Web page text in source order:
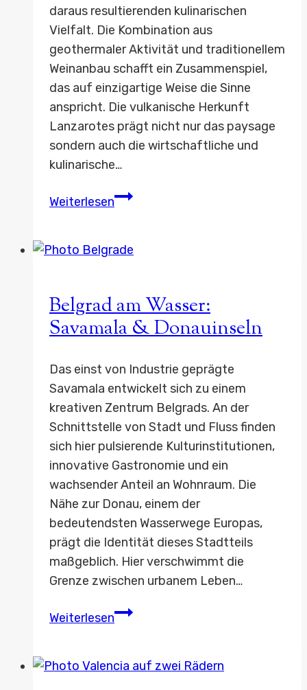
daraus resultierenden kulinarischen
Vielfalt. Die Kombination aus
geothermaler Aktivität und traditionellem
Weinanbau schafft ein Zusammenspiel,
das auf einzigartige Weise die Sinne
anspricht. Die vulkanische Herkunft
Lanzarotes prägt nicht nur das paysage
sondern auch die wirtschaftliche und
kulinarische…
WeiterlesenVulkanbäder
Lanzarote
Belgrad am Wasser:
Savamala & Donauinseln
Das einst von Industrie geprägte
Savamala entwickelt sich zu einem
kreativen Zentrum Belgrads. An der
Schnittstelle von Stadt und Fluss finden
sich hier pulsierende Kulturinstitutionen,
innovative Gastronomie und ein
wachsender Anteil an Wohnraum. Die
Nähe zur Donau, einem der
bedeutendsten Wasserwege Europas,
prägt die Identität dieses Stadtteils
maßgeblich. Hier verschwimmt die
Grenze zwischen urbanem Leben…
WeiterlesenBelgrad
Savamala